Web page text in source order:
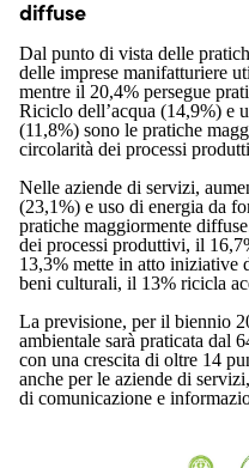
diffuse
Dal punto di vista delle
delle imprese manifatturiere
mentre il 20,4% persegue
Riciclo dell’acqua (14,9%) e
(11,8%) sono le pratiche
circolarità dei processi
Nelle aziende di servizi,
(23,1%) e uso di energia da
pratiche maggiormente
dei processi produttivi, il
13,3% mette in atto iniziative
beni culturali, il 13% ricicla
La previsione, per il biennio
ambientale sarà praticata dal
con una crescita di oltre 14
anche per le aziende di
di comunicazione e